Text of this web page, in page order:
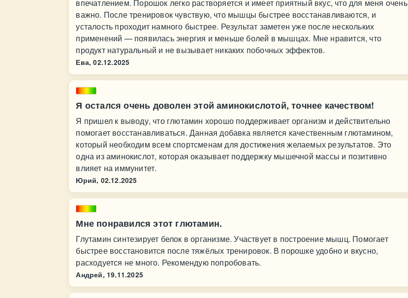
впечатлением. Порошок легко растворяется и имеет приятный вкус, что для меня очень
важно. После тренировок чувствую, что мышцы быстрее восстанавливаются, и
усталость проходит намного быстрее. Результат заметен уже после нескольких
применений — появилась энергия и меньше болей в мышцах. Мне нравится, что
продукт натуральный и не вызывает никаких побочных эффектов.
Ева, 02.12.2025
Я остался очень доволен этой аминокислотой, точнее качеством!
Я пришел к выводу, что глютамин хорошо поддерживает организм и действительно
помогает восстанавливаться. Данная добавка является качественным глютамином,
который необходим всем спортсменам для достижения желаемых результатов. Это
одна из аминокислот, которая оказывает поддержку мышечной массы и позитивно
влияет на иммунитет.
Юрий, 02.12.2025
Мне понравился этот глютамин.
Глутамин синтезирует белок в организме. Участвует в построение мышц. Помогает
быстрее восстановится после тяжёлых тренировок. В порошке удобно и вкусно,
расходуется не много. Рекомендую попробовать.
Андрей, 19.11.2025